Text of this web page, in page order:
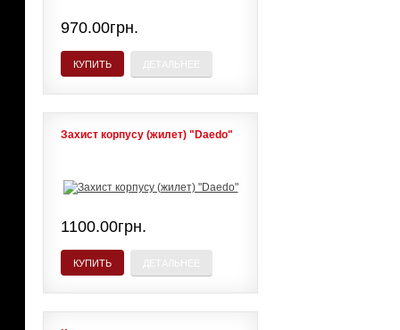
970.00грн.
КУПИТЬ
Захист корпусу (жилет) "Daedo"
1100.00грн.
КУПИТЬ